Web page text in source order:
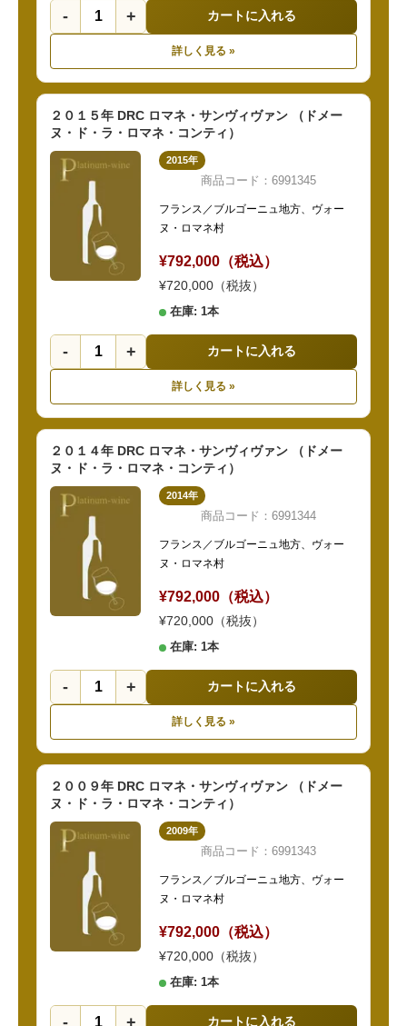
- + カートに入れる
詳しく見る »
２０１５年 DRC ロマネ・サンヴィヴァン （ドメー
ヌ・ド・ラ・ロマネ・コンティ）
2015年
商品コード：6991345
フランス／ブルゴーニュ地方、ヴォー
ヌ・ロマネ村
¥792,000（税込）
¥720,000（税抜）
在庫: 1本
- + カートに入れる
詳しく見る »
２０１４年 DRC ロマネ・サンヴィヴァン （ドメー
ヌ・ド・ラ・ロマネ・コンティ）
2014年
商品コード：6991344
フランス／ブルゴーニュ地方、ヴォー
ヌ・ロマネ村
¥792,000（税込）
¥720,000（税抜）
在庫: 1本
- + カートに入れる
詳しく見る »
２００９年 DRC ロマネ・サンヴィヴァン （ドメー
ヌ・ド・ラ・ロマネ・コンティ）
2009年
商品コード：6991343
フランス／ブルゴーニュ地方、ヴォー
ヌ・ロマネ村
¥792,000（税込）
¥720,000（税抜）
在庫: 1本
- + カートに入れる